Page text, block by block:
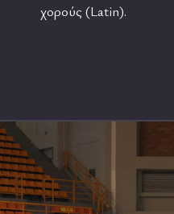
χορούς (Latin).